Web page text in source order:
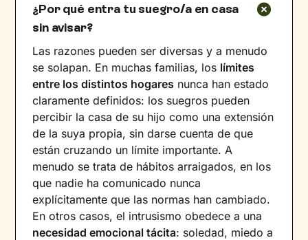
¿Por qué entra tu suegro/a en casa
sin avisar?
Las razones pueden ser diversas y a menudo
se solapan. En muchas familias, los límites
entre los distintos hogares nunca han estado
claramente definidos: los suegros pueden
percibir la casa de su hijo como una extensión
de la suya propia, sin darse cuenta de que
están cruzando un límite importante. A
menudo se trata de hábitos arraigados, en los
que nadie ha comunicado nunca
explícitamente que las normas han cambiado.
En otros casos, el intrusismo obedece a una
necesidad emocional tácita: soledad, miedo a